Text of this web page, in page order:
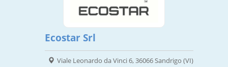
Ecostar Srl
Viale Leonardo da Vinci 6, 36066 Sandrigo (VI)